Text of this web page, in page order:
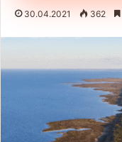
30.04.2021 362